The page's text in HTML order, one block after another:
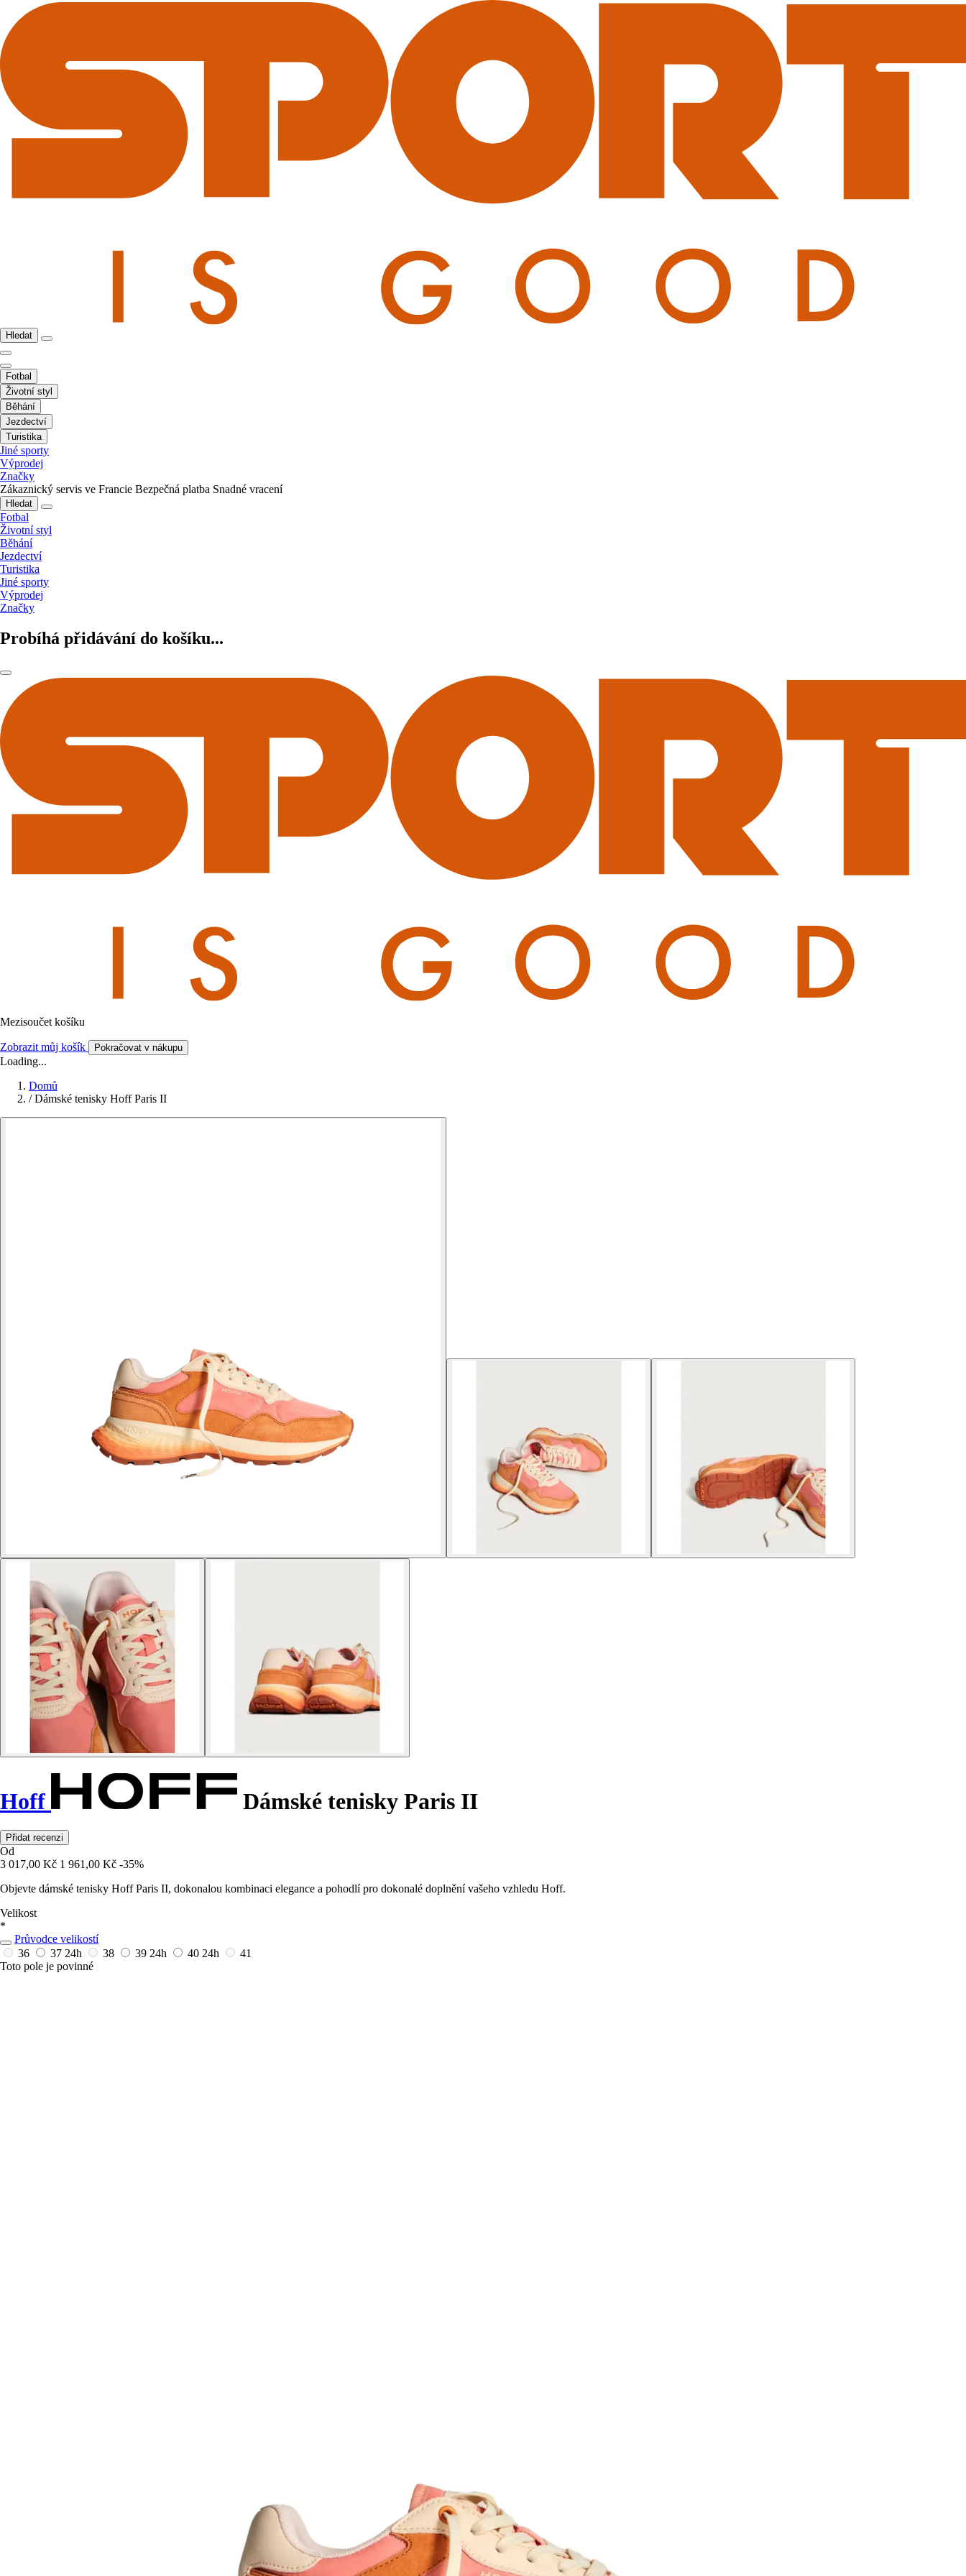
Hledat
Fotbal
Životní styl
Běhání
Jezdectví
Turistika
Jiné sporty
Výprodej
Značky
Zákaznický servis ve Francie Bezpečná platba Snadné vracení
Hledat
Fotbal
Životní styl
Běhání
Jezdectví
Turistika
Jiné sporty
Výprodej
Značky
Probíhá přidávání do košíku...
Mezisoučet košíku
Zobrazit můj košík Pokračovat v nákupu
Loading...
Domů
/ Dámské tenisky Hoff Paris II
Hoff Dámské tenisky Paris II
Přidat recenzi
Od
3 017,00 Kč 1 961,00 Kč -35%
Objevte dámské tenisky Hoff Paris II, dokonalou kombinaci elegance a pohodlí pro dokonalé doplnění vašeho vzhledu Hoff.
Velikost
*
Průvodce velikostí
36
37 24h 38 39 24h 40 24h
41
Toto pole je povinné